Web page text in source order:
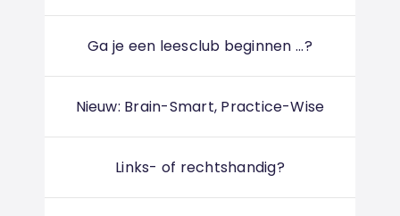
Ga je een leesclub beginnen ...?
Nieuw: Brain-Smart, Practice-Wise
Links- of rechtshandig?